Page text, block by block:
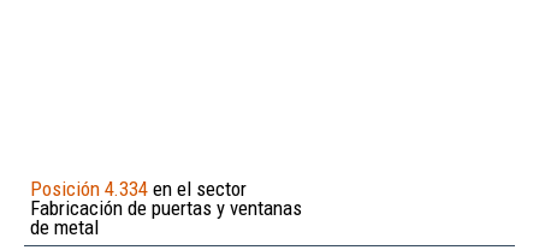
Posición 4.334 en el sector
Fabricación de puertas y ventanas
de metal